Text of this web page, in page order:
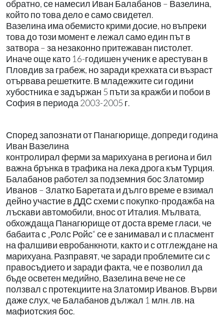
обратно, се намесил Иван Балабанов – Вазелина,
който по това дело е само свидетел.
Вазелина има обемисто крими досие, но въпреки
това до този момент е лежал само един път в
затвора – за незаконно притежаван пистолет.
Иначе още като 16-годишен ученик е арестуван в
Пловдив за грабеж, но заради крехката си възраст
отървава решетките. В младежките си години
хубостника е задържан 5 пъти за кражби и побои в
София в периода 2003-2005 г.
Според запознати от Панагюрище, допреди година
Иван Вазелина
контролирал ферми за марихуана в региона и бил
важна брънка в трафика на лека дрога към Турция.
Балабанов работел за подземния бос Златомир
Иванов – Златко Баретата и дълго време е взимал
дейно участие в ДДС схеми с покупко-продажба на
лъскави автомобили, внос от Италия. Мълвата,
обхождаща Панагюрище от доста време гласи, че
бабаита с „Ролс Ройс“ се е занимавал и с пласмент
на фалшиви евробанкноти, както и с отглеждане на
марихуана. Разправят, че заради проблемите си с
правосъдието и заради факта, че е позволил да
бъде осветен медийно, Вазелина вече не се
ползвал с протекциите на Златомир Иванов. Върви
даже слух, че Балабанов дължал 1 млн. лв. на
мафиотския бос.